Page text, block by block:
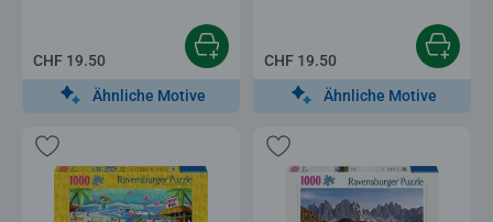
CHF 19.50
Ähnliche Motive
CHF 19.50
Ähnliche Motive